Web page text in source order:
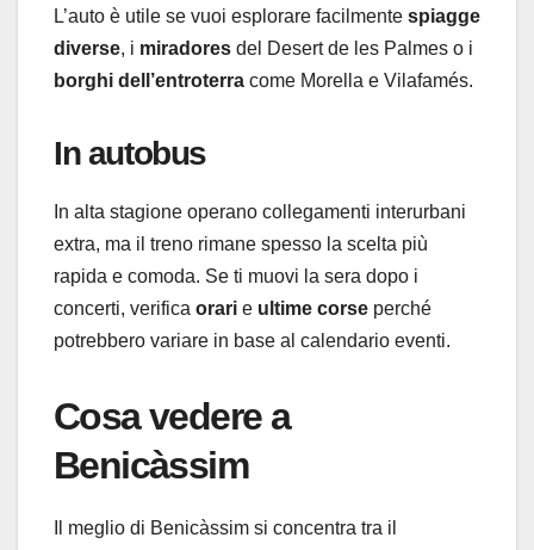
L’auto è utile se vuoi esplorare facilmente spiagge
diverse, i miradores del Desert de les Palmes o i
borghi dell’entroterra come Morella e Vilafamés.
In autobus
In alta stagione operano collegamenti interurbani
extra, ma il treno rimane spesso la scelta più
rapida e comoda. Se ti muovi la sera dopo i
concerti, verifica orari e ultime corse perché
potrebbero variare in base al calendario eventi.
Cosa vedere a
Benicàssim
Il meglio di Benicàssim si concentra tra il